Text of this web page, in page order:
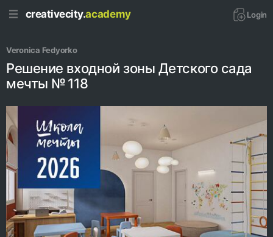
creativecity.academy Login
Veronica Fedyorko
Решение входной зоны Детского сада
мечты № 118